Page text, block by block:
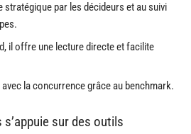
stratégique par les décideurs et au suivi
il offre une lecture directe et facilite
la concurrence grâce au benchmark.
s’appuie sur des outils